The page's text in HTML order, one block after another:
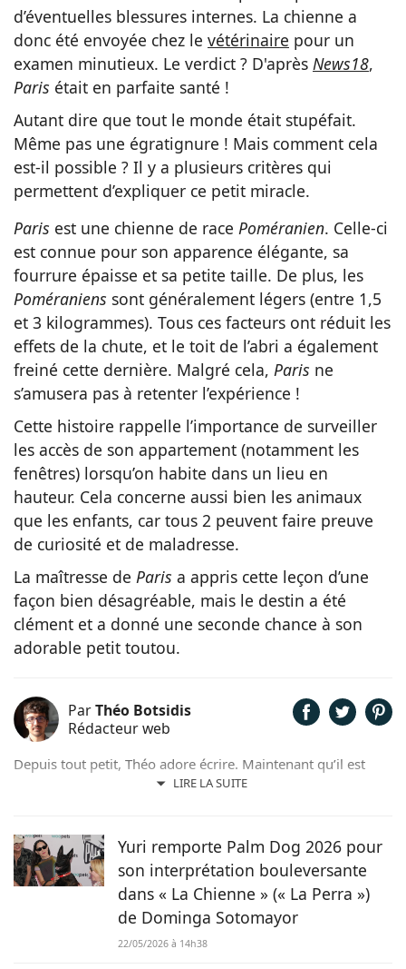
d’éventuelles blessures internes. La chienne a
donc été envoyée chez le vétérinaire pour un
examen minutieux. Le verdict ? D'après News18,
Paris était en parfaite santé !
Autant dire que tout le monde était stupéfait.
Même pas une égratignure ! Mais comment cela
est-il possible ? Il y a plusieurs critères qui
permettent d’expliquer ce petit miracle.
Paris est une chienne de race Poméranien. Celle-ci
est connue pour son apparence élégante, sa
fourrure épaisse et sa petite taille. De plus, les
Poméraniens sont généralement légers (entre 1,5
et 3 kilogrammes). Tous ces facteurs ont réduit les
effets de la chute, et le toit de l’abri a également
freiné cette dernière. Malgré cela, Paris ne
s’amusera pas à retenter l’expérience !
Cette histoire rappelle l’importance de surveiller
les accès de son appartement (notamment les
fenêtres) lorsqu’on habite dans un lieu en
hauteur. Cela concerne aussi bien les animaux
que les enfants, car tous 2 peuvent faire preuve
de curiosité et de maladresse.
La maîtresse de Paris a appris cette leçon d’une
façon bien désagréable, mais le destin a été
clément et a donné une seconde chance à son
adorable petit toutou.
ParThéo Botsidis
Rédacteur web
LIRE LA SUITE
Depuis tout petit, Théo adore écrire. Maintenant qu’il est
rédacteur web, il partage avec plaisir ce qu’il découvre sur le
Yuri remporte Palm Dog 2026 pour
son interprétation bouleversante
dans « La Chienne » (« La Perra »)
de Dominga Sotomayor
22/05/2026 à 14h38